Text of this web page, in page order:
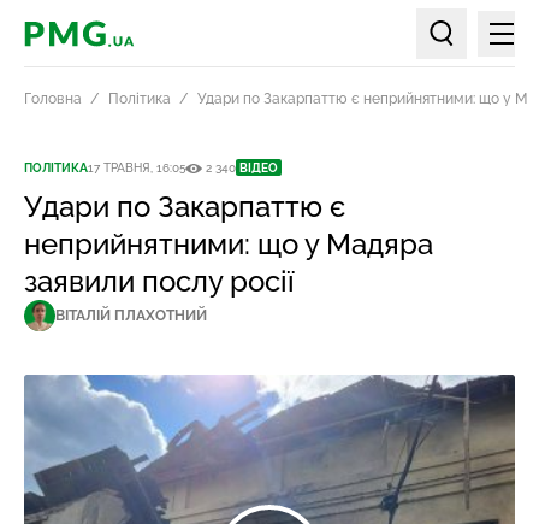
PMG.ua
Пошук по
Головна Політика Удари по Закарпаттю є неприйнятними: що у
ПОЛІТИКА17 ТРАВНЯ, 16:05 2 340 ВІДЕО
Удари по Закарпаттю є
неприйнятними: що у Мадяра
заявили послу росії
ВІТАЛІЙ ПЛАХОТНИЙ